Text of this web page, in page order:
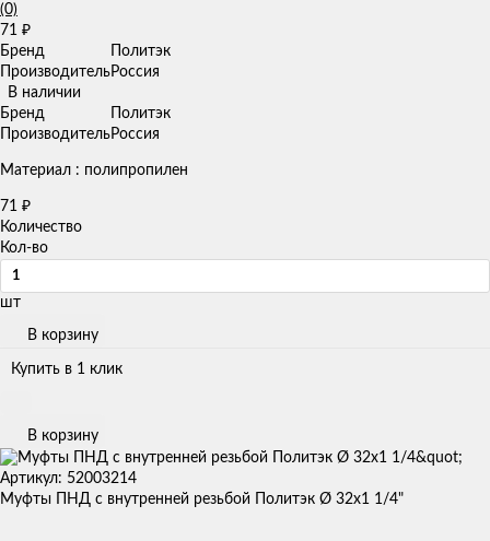
(0)
71 ₽
Бренд
Политэк
ПроизводительРоссия
В наличии
Бренд
Политэк
ПроизводительРоссия
Материал : полипропилен
71 ₽
Количество
Кол-во
шт
В корзину
Купить в 1 клик
В корзину
Артикул: 52003214
Муфты ПНД с внутренней резьбой Политэк Ø 32x1 1/4"